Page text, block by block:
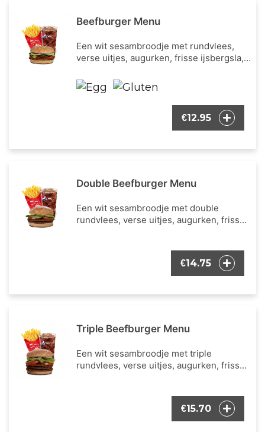
Beefburger Menu
Een wit sesambroodje met rundvlees,
verse uitjes, augurken, frisse ijsbergsla,
dressing. Inclusief een portie Franse
frietjes en een frisdrank naar keuze.
€12.95
Double Beefburger Menu
Een wit sesambroodje met double
rundvlees, verse uitjes, augurken, frisse
portie Franse frietjes en een frisdrank
€14.75
Triple Beefburger Menu
Een wit sesambroodje met triple
rundvlees, verse uitjes, augurken, frisse
portie Franse frietjes en een frisdrank
€15.70